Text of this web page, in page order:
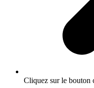
Cliquez sur le bouton